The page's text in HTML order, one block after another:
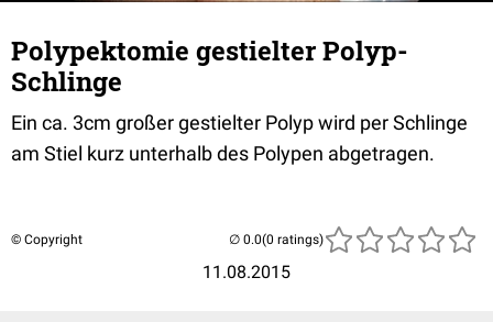
Polypektomie gestielter Polyp-
Schlinge
Ein ca. 3cm großer gestielter Polyp wird per Schlinge
am Stiel kurz unterhalb des Polypen abgetragen.
© Copyright
11.08.2015
(0 ratings)